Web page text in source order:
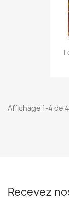
Affichage 1-4 de
Recevez